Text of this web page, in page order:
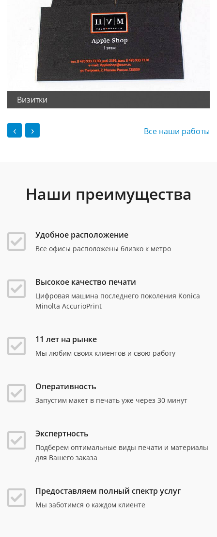
Визитки
‹ › Все наши работы
Наши преимущества
Удобное расположение
Все офисы расположены близко к метро
Высокое качество печати
Цифровая машина последнего поколения Konica
Minolta AccurioPrint
11 лет на рынке
Мы любим своих клиентов и свою работу
Оперативность
Запустим макет в печать уже через 30 минут
Экспертность
Подберем оптимальные виды печати и материалы
для Вашего заказа
Предоставляем полный спектр услуг
Мы заботимся о каждом клиенте